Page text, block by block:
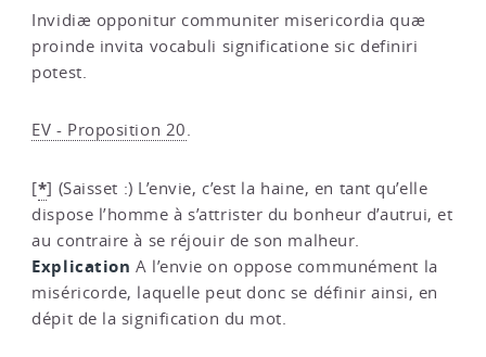
Invidiæ opponitur communiter misericordia quæ
proinde invita vocabuli significatione sic definiri
potest.
EV - Proposition 20.
[*] (Saisset :) L’envie, c’est la haine, en tant qu’elle
dispose l’homme à s’attrister du bonheur d’autrui, et
au contraire à se réjouir de son malheur.
Explication A l’envie on oppose communément la
miséricorde, laquelle peut donc se définir ainsi, en
dépit de la signification du mot.